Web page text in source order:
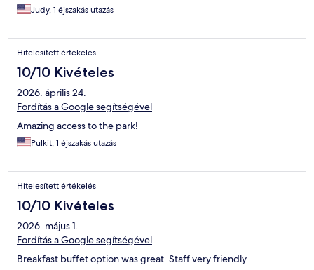
Judy, 1 éjszakás utazás
Hitelesített értékelés
10/10 Kivételes
2026. április 24.
Fordítás a Google segítségével
Amazing access to the park!
Pulkit, 1 éjszakás utazás
Hitelesített értékelés
10/10 Kivételes
2026. május 1.
Fordítás a Google segítségével
Breakfast buffet option was great. Staff very friendly